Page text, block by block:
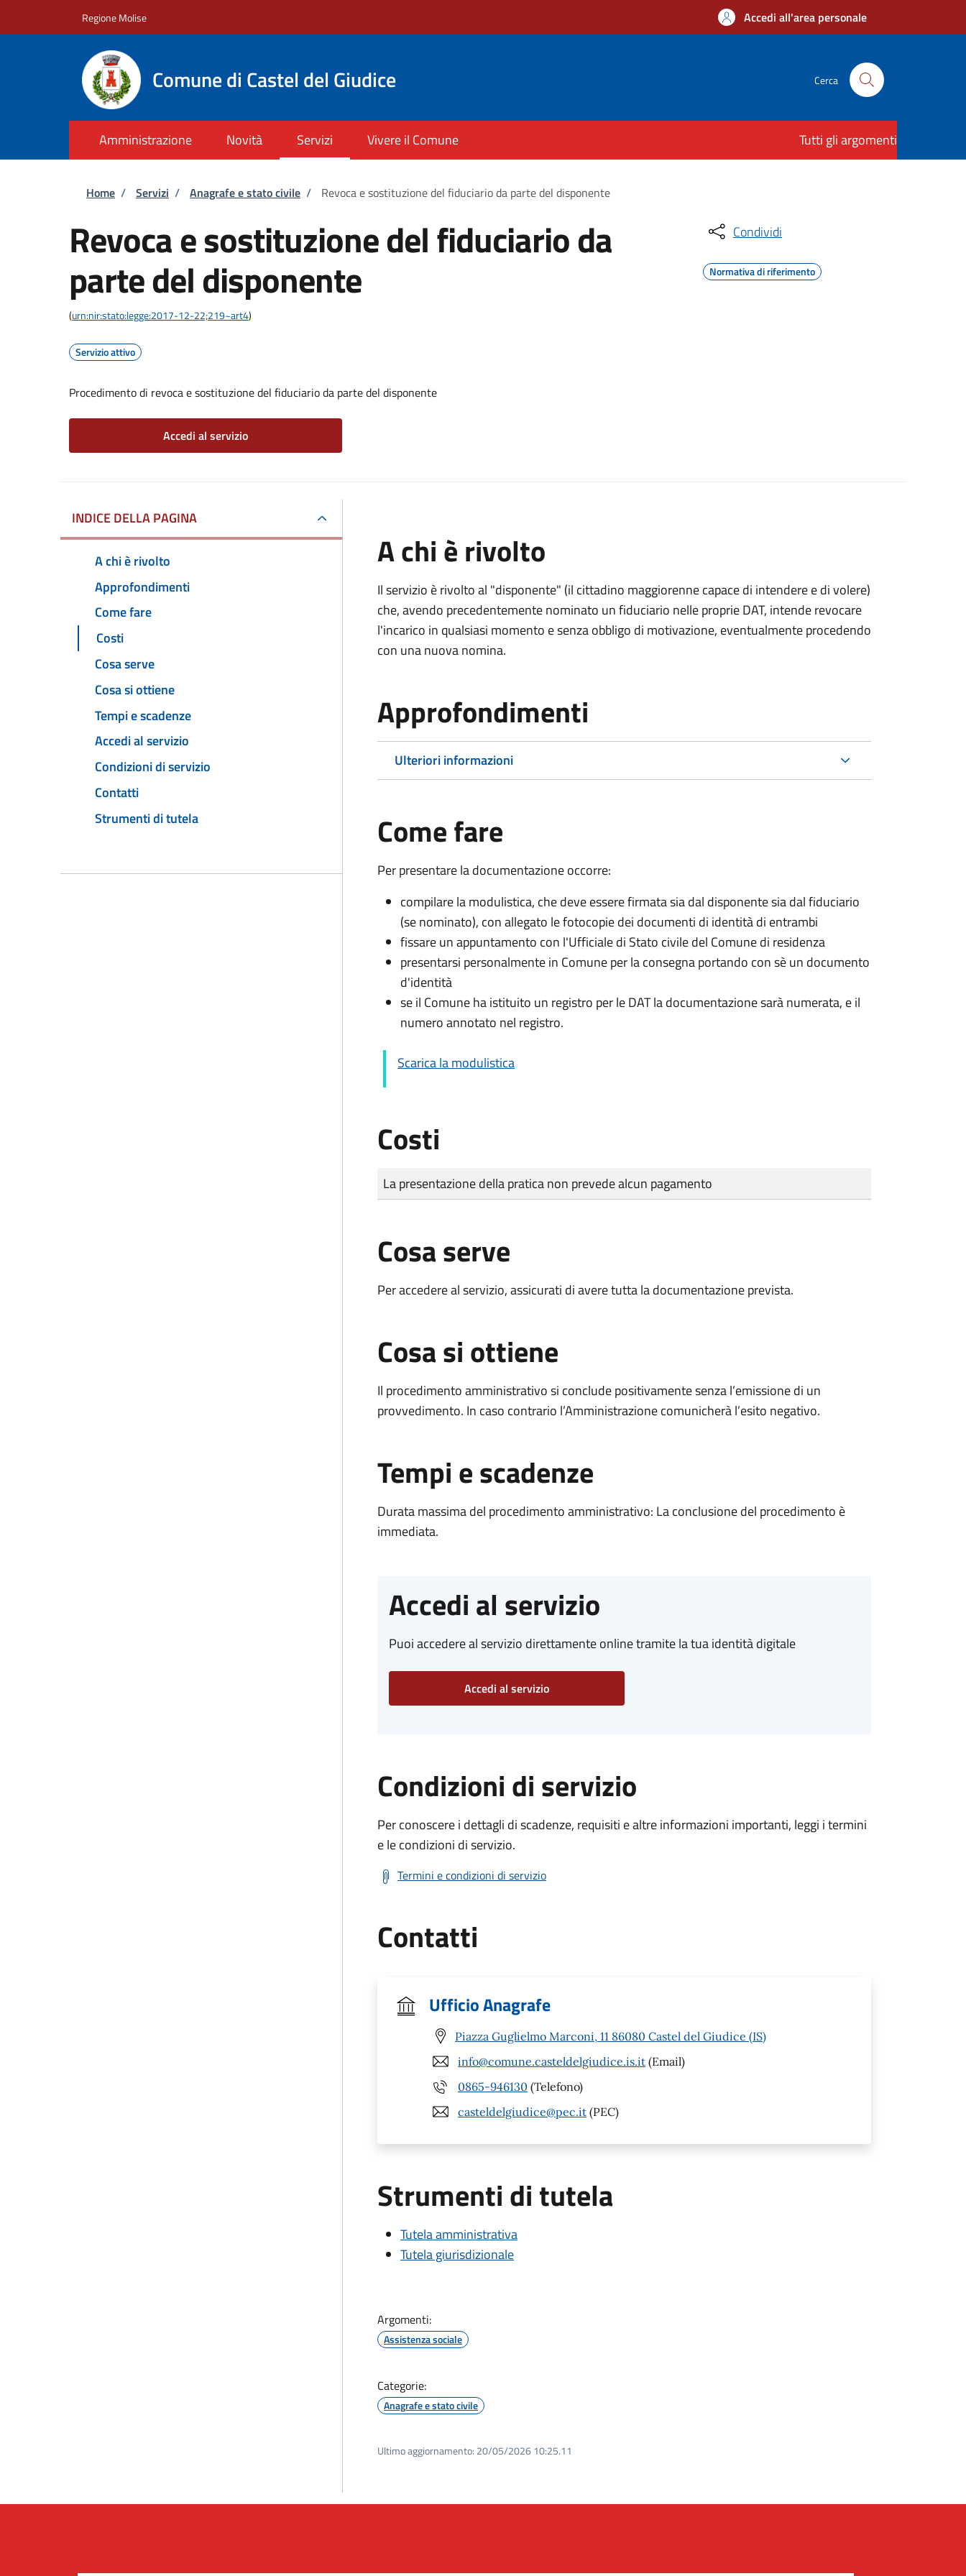
Regione Molise Accedi all'area personale
Comune di Castel del Giudice Cerca
Amministrazione Novità Servizi Vivere il Comune Tutti gli argomenti
Briciole di pane
Home / Servizi / Anagrafe e stato civile / Revoca e sostituzione del fiduciario da parte del disponente
Revoca e sostituzione del fiduciario da
parte del disponente
(urn:nir:stato:legge:2017-12-22;219~art4)
Servizio attivo
Procedimento di revoca e sostituzione del fiduciario da parte del disponente
Accedi al servizio
Condividi
Normativa di riferimento
INDICE DELLA PAGINA
A chi è rivolto
Approfondimenti
Come fare
Costi
Cosa serve
Cosa si ottiene
Tempi e scadenze
Accedi al servizio
Condizioni di servizio
Contatti
Strumenti di tutela
A chi è rivolto
Il servizio è rivolto al "disponente" (il cittadino maggiorenne capace di intendere e di volere)
che, avendo precedentemente nominato un fiduciario nelle proprie DAT, intende revocare
l'incarico in qualsiasi momento e senza obbligo di motivazione, eventualmente procedendo
con una nuova nomina.
Approfondimenti
Ulteriori informazioni
Come fare
Per presentare la documentazione occorre:
compilare la modulistica, che deve essere firmata sia dal disponente sia dal fiduciario
(se nominato), con allegato le fotocopie dei documenti di identità di entrambi
fissare un appuntamento con l'Ufficiale di Stato civile del Comune di residenza
presentarsi personalmente in Comune per la consegna portando con sè un documento
d'identità
se il Comune ha istituito un registro per le DAT la documentazione sarà numerata, e il
numero annotato nel registro.
Scarica la modulistica
Costi
Tipo di pagamento
Importo
La presentazione della pratica non prevede alcun pagamento
Cosa serve
Per accedere al servizio, assicurati di avere tutta la documentazione prevista.
Cosa si ottiene
Il procedimento amministrativo si conclude positivamente senza l’emissione di un
provvedimento. In caso contrario l’Amministrazione comunicherà l’esito negativo.
Tempi e scadenze
Durata massima del procedimento amministrativo: La conclusione del procedimento è
immediata.
Accedi al servizio
Puoi accedere al servizio direttamente online tramite la tua identità digitale
Accedi al servizio
Condizioni di servizio
Per conoscere i dettagli di scadenze, requisiti e altre informazioni importanti, leggi i termini
e le condizioni di servizio.
Termini e condizioni di servizio
Contatti
Ufficio Anagrafe
Piazza Guglielmo Marconi, 11 86080 Castel del Giudice (IS)
info@comune.casteldelgiudice.is.it (Email)
0865-946130 (Telefono)
casteldelgiudice@pec.it (PEC)
Strumenti di tutela
Tutela amministrativa
Tutela giurisdizionale
Argomenti:
Assistenza sociale
Categorie:
Anagrafe e stato civile
Ultimo aggiornamento: 20/05/2026 10:25.11